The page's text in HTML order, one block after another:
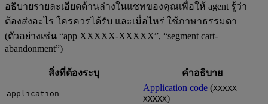
อธิบายรายละเอียดด้านล่างในแชทของคุณเพื่อให้ agent รู้ว่า
ต้องส่งอะไร ใครควรได้รับ และเมื่อไหร่ ใช้ภาษาธรรมดา
(ตัวอย่างเช่น “app XXXXX-XXXXX”, “segment cart-
abandonment”)
สิ่งที่ต้องระบุ คำอธิบาย
application
Application code (XXXXX-
XXXXX)